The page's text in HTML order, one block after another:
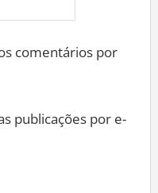
comentários por
publicações por e-